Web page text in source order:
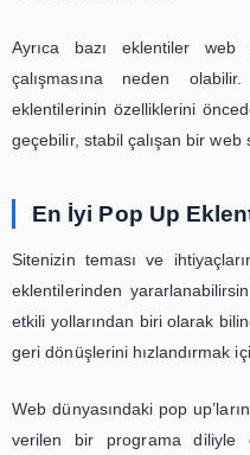
durumunda bile açık
Pop Up
Pop up’lar siteniz
tanıyan ve rakip
yardımcı olur. Pop-
etmezseniz olumsuz
zararlı pop up’lar
Google tarafından
yönergeleri kötü amaçlı